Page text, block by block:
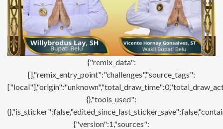
{"remix_data":
[],"remix_entry_point":"challenges","source_tags":
{},"tools_used":
{"version":1,"sources":